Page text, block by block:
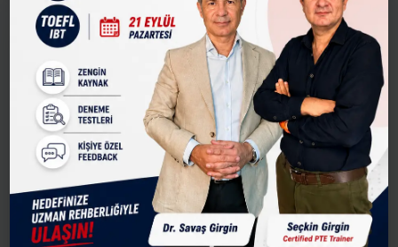
Üyelik süresine göre ücret